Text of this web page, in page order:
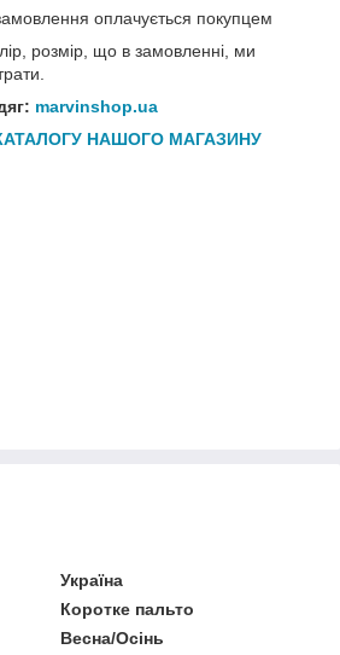
оплачується покупцем
розмір, що в замовленні, ми
marvinshop.ua
НАШОГО МАГАЗИНУ
Україна
Коротке пальто
Весна/Осінь